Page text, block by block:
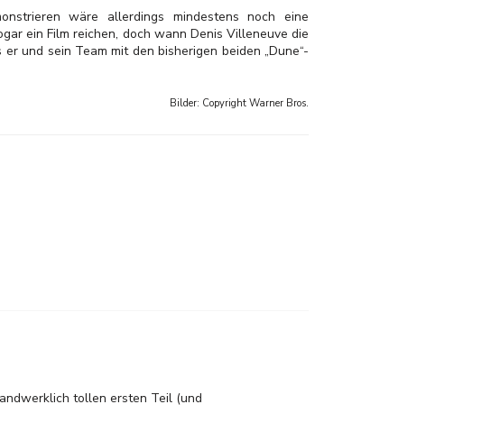
wäre allerdings mindestens noch eine
ein Film reichen, doch wann Denis Villeneuve die
und sein Team mit den bisherigen beiden „Dune“-
Bilder: Copyright Warner Bros.
tollen ersten Teil (und